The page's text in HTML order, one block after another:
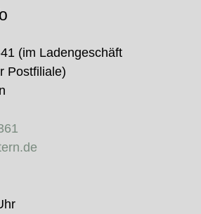
(im Ladengeschäft
Postfiliale)